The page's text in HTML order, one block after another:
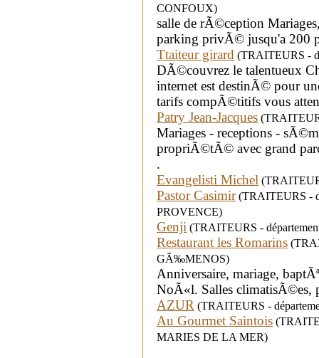
CONFOUX)
salle de rÃ©ception
parking privÃ© jusqu'a 200
Ttaiteur girard (TRAITEURS -
DÃ©couvrez le talentueux
internet est destinÃ© pour
tarifs compÃ©titifs vous
Patry Jean-Jacques
Mariages - receptions -
propriÃ©tÃ© avec grand
.
Evangelisti Michel
Pastor Casimir(TRAITEURS -
PROVENCE)
Genji (TRAITEURS -
Restaurant les Romarins
GÃ‰MENOS)
Anniversaire, mariage,
NoÃ«l. Salles climatisÃ©es,
AZUR (TRAITEURS -
Au Gourmet Saintois
MARIES DE LA MER)